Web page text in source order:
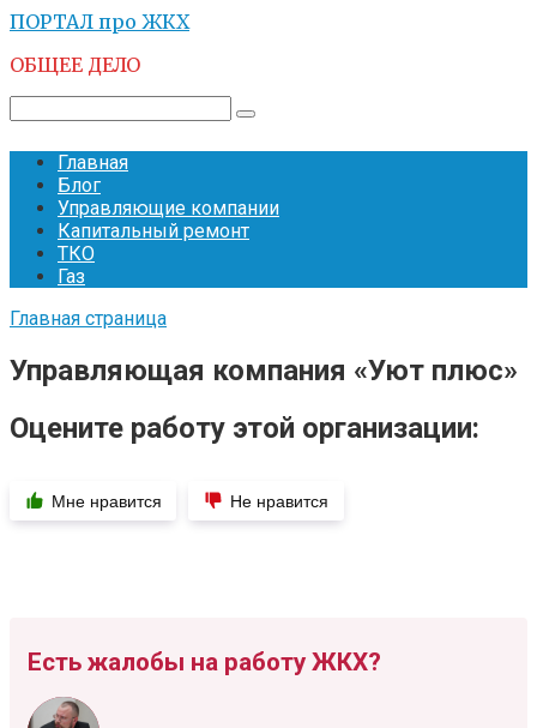
Перейти
контенту
ПОРТАЛ про ЖКХ
ОБЩЕЕ ДЕЛО
Главная
Блог
Управляющие компании
Капитальный ремонт
ТКО
Газ
Главная страница
Управляющая компания «Уют плюс»
Оцените работу этой организации:
Мне нравится Не нравится
Есть жалобы на работу ЖКХ?